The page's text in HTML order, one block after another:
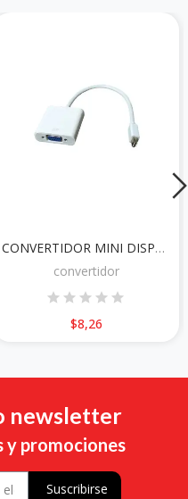
CONVERTIDOR MINI DISPLAY PORT A VGA HEMBRA
convertidor
$8,26
newsletter
y promociones
Suscribirse